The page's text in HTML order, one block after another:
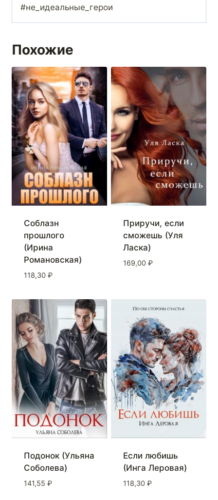
#не_идеальные_герои
Похожие
Соблазн
прошлого
(Ирина
Романовская)
118,30 ₽
Приручи, если
сможешь (Уля
Ласка)
169,00 ₽
Подонок (Ульяна
Соболева)
141,55 ₽
Если любишь
(Инга Леровая)
118,30 ₽